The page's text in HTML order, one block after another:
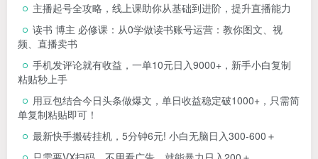
主播起号全攻略，线上课助你从基础到进阶，提升直播能力
读书 博主 必修课：从0学做读书账号运营：教你图文、视
频、直播卖书
手机发评论就有收益，一单10元日入9000+，新手小白复制
粘贴秒上手
用豆包结合今日头条做爆文，单日收益稳定破1000+，只需简
单复制粘贴即可！
最新快手搬砖挂机，5分钟6元! 小白无脑日入300-600＋